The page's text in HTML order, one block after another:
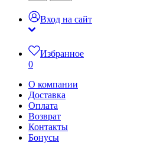
Вход на сайт
Избранное
0
О компании
Доставка
Оплата
Возврат
Контакты
Бонусы